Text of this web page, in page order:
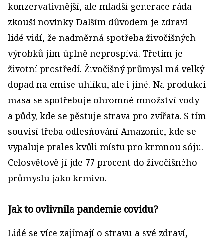
konzervativnější, ale mladší generace ráda
zkouší novinky. Dalším důvodem je zdraví –
lidé vidí, že nadměrná spotřeba živočišných
výrobků jim úplně neprospívá. Třetím je
životní prostředí. Živočišný průmysl má velký
dopad na emise uhlíku, ale i jiné. Na produkci
masa se spotřebuje ohromné množství vody
a půdy, kde se pěstuje strava pro zvířata. S tím
souvisí třeba odlesňování Amazonie, kde se
vypaluje prales kvůli místu pro krmnou sóju.
Celosvětově jí jde 77 procent do živočišného
průmyslu jako krmivo.
Jak to ovlivnila pandemie covidu?
Lidé se více zajímají o stravu a své zdraví,